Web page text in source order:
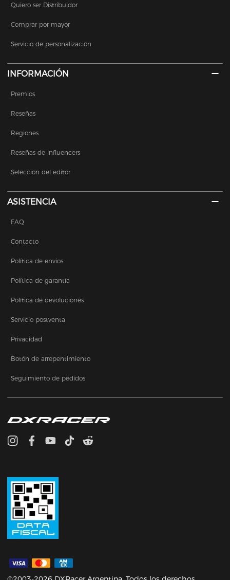
Quiero ser Distribuidor
Comprar por mayor
Servicio de personalización
INFORMACIÓN
Premios
Reseñas
Regiones
Reseñas de influencers
Selección del editor
ASISTENCIA
FAQ
Contacto
Política de envios
Política de garantía
Política de devoluciones
Servicio postventa
Privacidad
Botón de arrepentimiento
Seguimiento de pedidos